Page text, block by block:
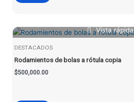
Vista rápida
DESTACADOS
Rodamientos de bolas a rótula copia
$500,000.00